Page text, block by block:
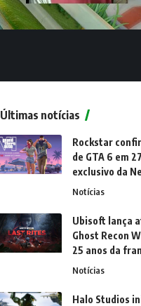
Últimas notícias
Rockstar
de GTA 6 em
exclusivo da
Notícias
Ubisoft lança
Ghost Recon
25 anos da
Notícias
Halo Studios